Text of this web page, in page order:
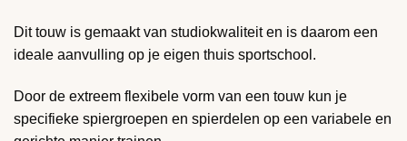
Dit touw is gemaakt van studiokwaliteit en is daarom een
ideale aanvulling op je eigen thuis sportschool.
Door de extreem flexibele vorm van een touw kun je
specifieke spiergroepen en spierdelen op een variabele en